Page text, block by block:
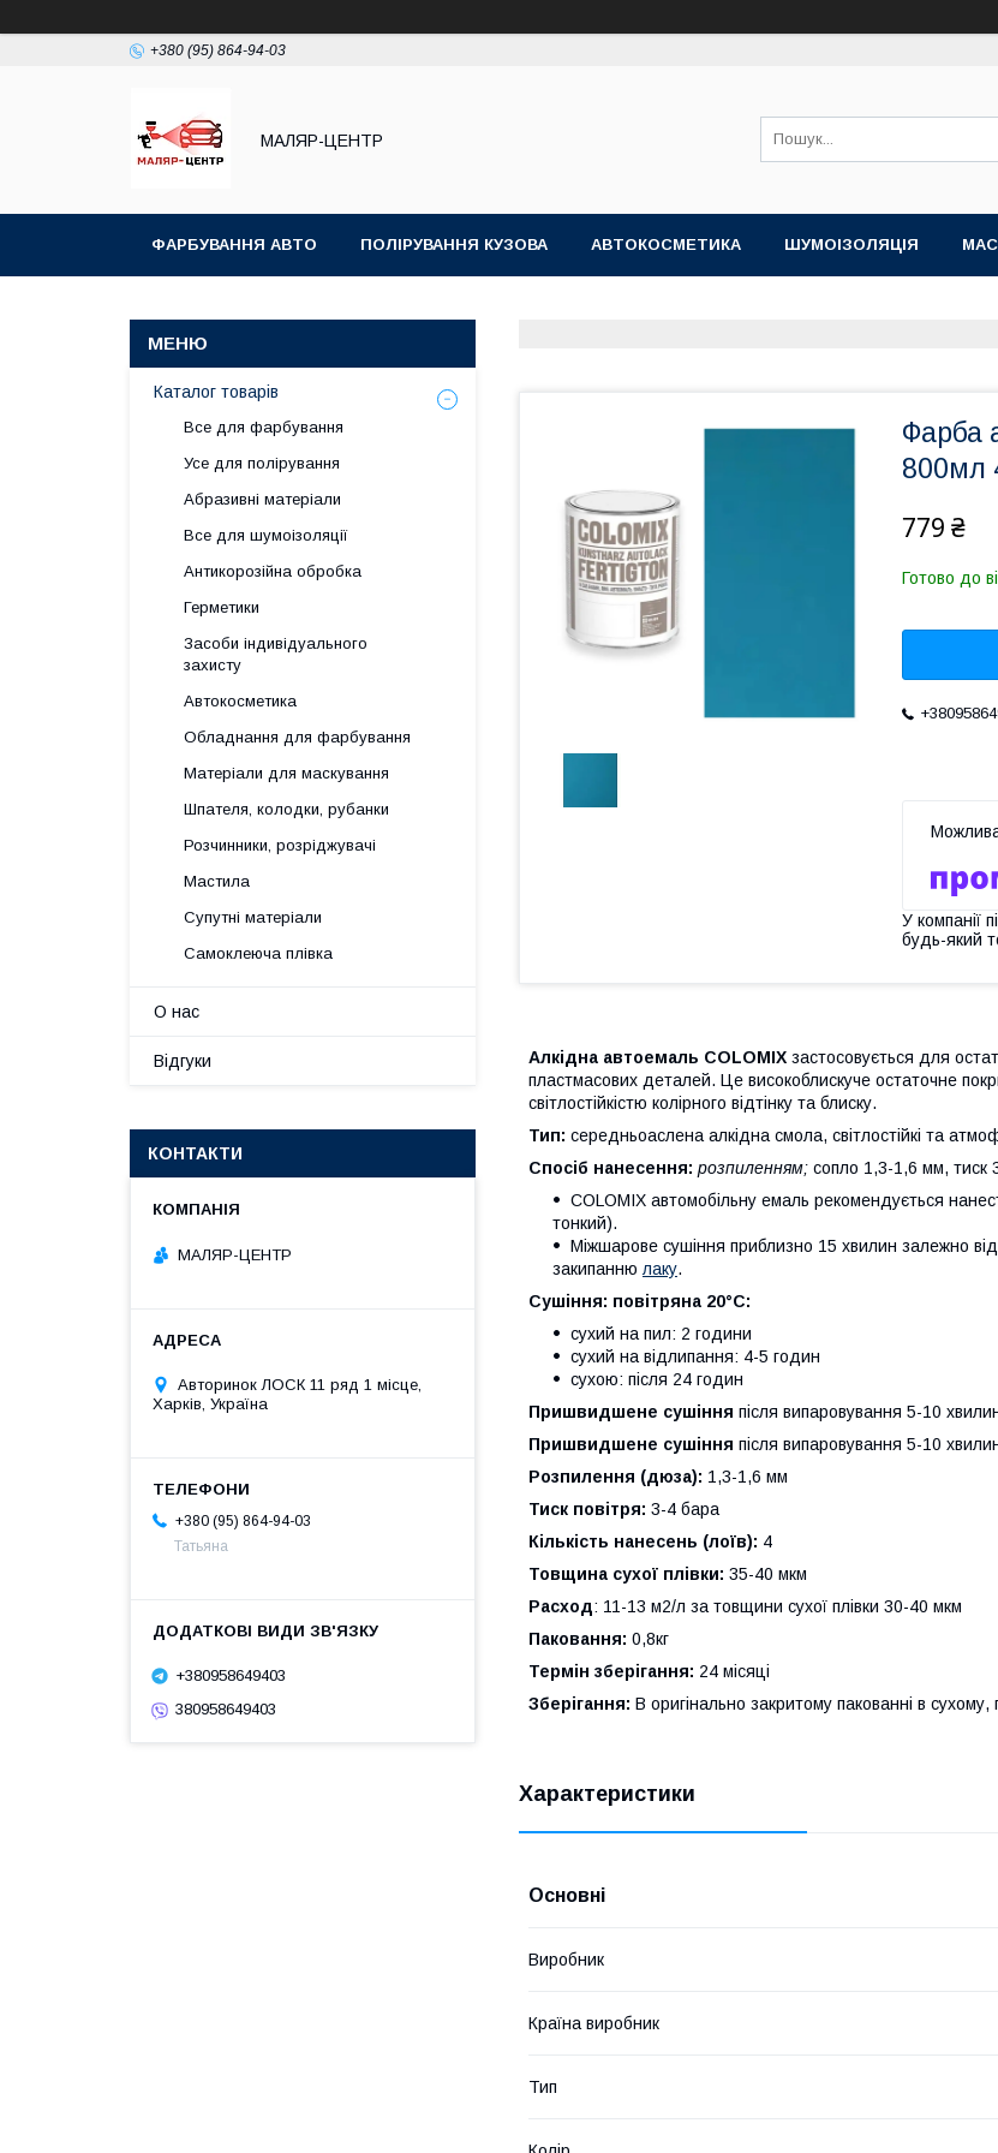
+380 (95) 864-94-03
МАЛЯР-ЦЕНТР
ФАРБУВАННЯ АВТО ПОЛІРУВАННЯ КУЗОВА АВТОКОСМЕТИКА ШУМОІЗОЛЯЦІЯ
Фарба
800мл
779 ₴
Готово до
У компанії
будь-який
Алкідна автоемаль COLOMIX застосовується для
пластмасових деталей. Це високоблискуче остаточне
світлостійкістю колірного відтінку та блиску.
Тип: середньоаслена алкідна смола, світлостійкі та
Спосіб нанесення: розпиленням; сопло 1,3-1,6 мм, тиск
COLOMIX автомобільну емаль рекомендується
тонкий).
Міжшарове сушіння приблизно 15 хвилин залежно
закипаннюлаку.
Сушіння: повітряна 20°С:
сухий на пил: 2 години
сухий на відлипання: 4-5 годин
сухою: після 24 годин
Пришвидшене сушіння після випаровування 5-10
Пришвидшене сушіння після випаровування 5-10
Розпилення (дюза): 1,3-1,6 мм
Тиск повітря: 3-4 бара
Кількість нанесень (лоїв): 4
Товщина сухої плівки: 35-40 мкм
Расход: 11-13 м2/л за товщини сухої плівки 30-40 мкм
Паковання: 0,8кг
Термін зберігання: 24 місяці
Зберігання: В оригінально закритому пакованні в
Характеристики
Основні
Виробник
Країна виробник
Тип
Каталог товарів
Все для фарбування
Усе для полірування
Абразивні матеріали
Все для шумоізоляції
Антикорозійна обробка
Герметики
Засоби індивідуального
захисту
Автокосметика
Обладнання для фарбування
Матеріали для маскування
Шпателя, колодки, рубанки
Розчинники, розріджувачі
Мастила
Супутні матеріали
Самоклеюча плівка
О нас
Відгуки
КОНТАКТИ
МАЛЯР-ЦЕНТР
Авторинок ЛОСК 11 ряд 1 місце,
Харків, Україна
+380 (95) 864-94-03
Татьяна
+380958649403
380958649403